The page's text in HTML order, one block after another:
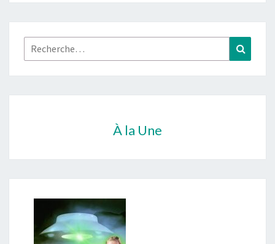
Rechercher :
À la Une